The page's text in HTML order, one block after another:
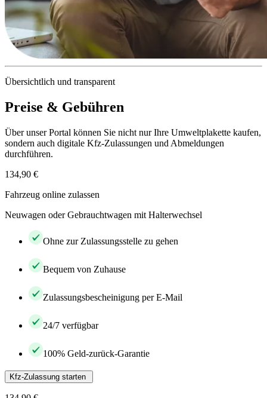
Übersichtlich und transparent
Preise & Gebühren
Über unser Portal können Sie nicht nur Ihre Umweltplakette kaufen,
sondern auch digitale Kfz-Zulassungen und Abmeldungen
durchführen.
134,90 €
Fahrzeug online zulassen
Neuwagen oder Gebrauchtwagen mit Halterwechsel
Ohne zur Zulassungsstelle zu gehen
Bequem von Zuhause
Zulassungsbescheinigung per E-Mail
24/7 verfügbar
100% Geld-zurück-Garantie
Kfz-Zulassung starten